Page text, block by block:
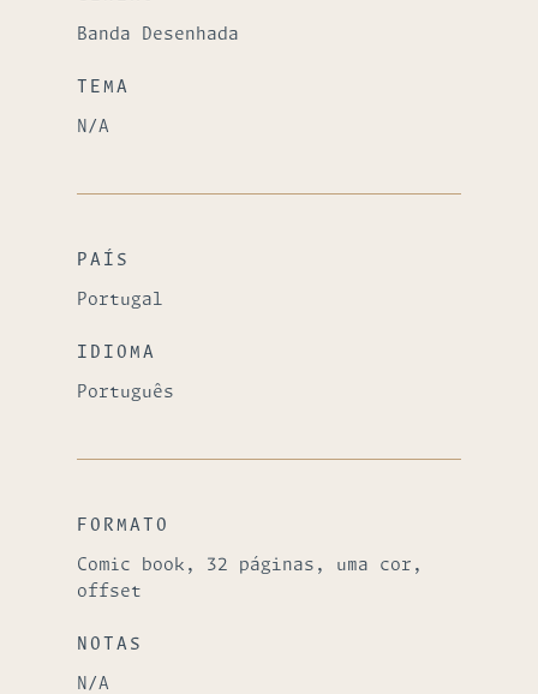
Banda Desenhada
TEMA
N/A
PAÍS
Portugal
IDIOMA
Português
FORMATO
Comic book, 32 páginas, uma cor,
offset
NOTAS
N/A